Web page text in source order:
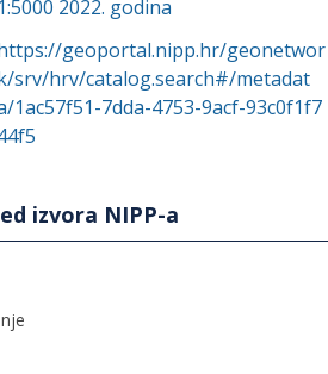
1:5000 2022. godina
geoportal.nipp.hr/geonetwor
srv/hrv/catalog.search#/metadat
1ac57f51-7dda-4753-9acf-93c0f1f7
izvora NIPP-a